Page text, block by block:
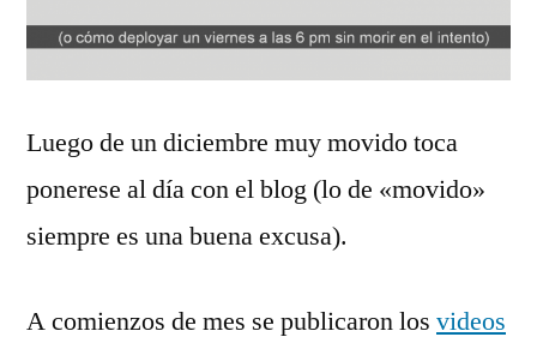
Luego de un diciembre muy movido toca
ponerese al día con el blog (lo de «movido»
siempre es una buena excusa).
A comienzos de mes se publicaron los videos